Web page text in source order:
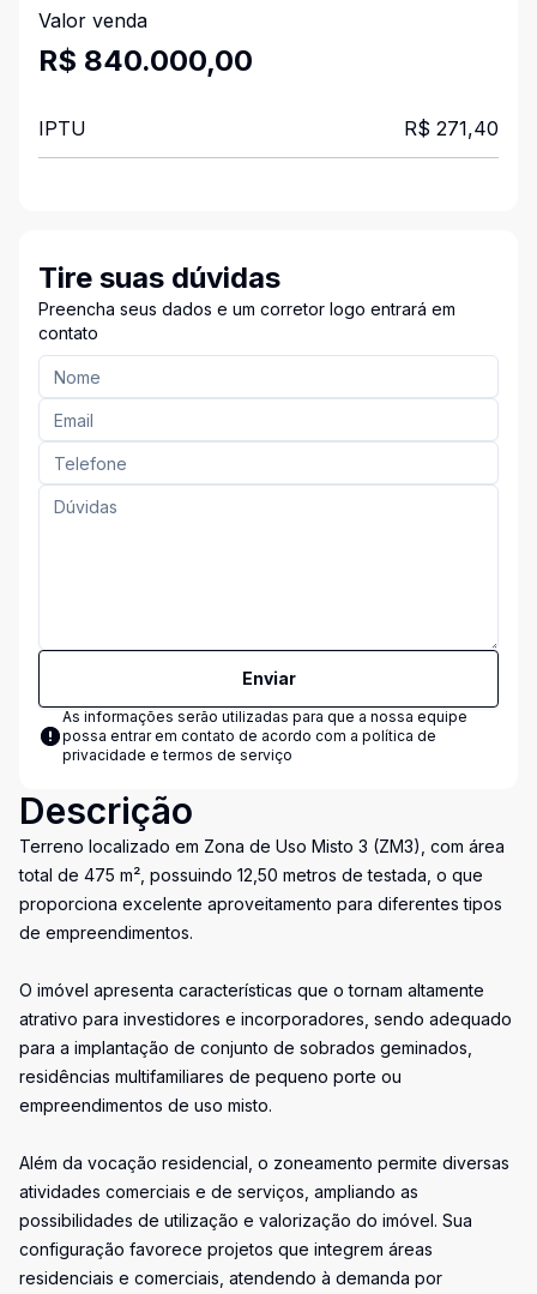
Valor venda
R$ 840.000,00
IPTU R$ 271,40
Tire suas dúvidas
Preencha seus dados e um corretor logo entrará em
contato
Enviar
As informações serão utilizadas para que a nossa equipe
possa entrar em contato de acordo com a política de
privacidade e termos de serviço
Descrição
Terreno localizado em Zona de Uso Misto 3 (ZM3), com área
total de 475 m², possuindo 12,50 metros de testada, o que
proporciona excelente aproveitamento para diferentes tipos
de empreendimentos.
O imóvel apresenta características que o tornam altamente
atrativo para investidores e incorporadores, sendo adequado
para a implantação de conjunto de sobrados geminados,
residências multifamiliares de pequeno porte ou
empreendimentos de uso misto.
Além da vocação residencial, o zoneamento permite diversas
atividades comerciais e de serviços, ampliando as
possibilidades de utilização e valorização do imóvel. Sua
configuração favorece projetos que integrem áreas
residenciais e comerciais, atendendo à demanda por